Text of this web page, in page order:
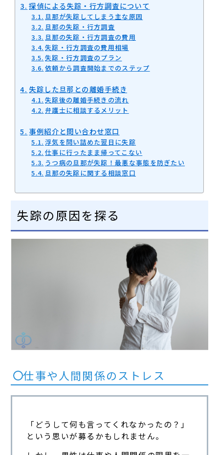
探偵による失踪・行方調査について
旦那が失踪してしまう主な原因
旦那の失踪・行方調査
旦那の失踪・行方調査の費用
失踪・行方調査の費用相場
失踪・行方調査のプラン
依頼から調査開始までのステップ
失踪した旦那との離婚手続き
失踪後の離婚手続きの流れ
弁護士に相談するメリット
事例紹介と問い合わせ窓口
浮気を問い詰めた翌日に失踪
仕事に行ったまま帰ってこない
うつ病の旦那が失踪！最悪な事態を防ぎたい
旦那の失踪に関する相談窓口
失踪の原因を探る
仕事や人間関係のストレス
「どうして何も言ってくれなかったの？」
という思いが募るかもしれません。